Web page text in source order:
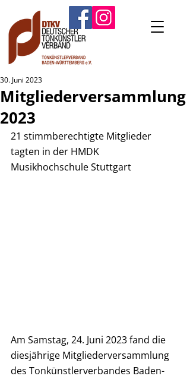
Mitgliederversammlung
2023
30. Juni 2023
21 stimmberechtigte Mitglieder
tagten in der HMDK
Musikhochschule Stuttgart
Am Samstag, 24. Juni 2023 fand die
diesjährige Mitgliederversammlung
des Tonkünstlerverbandes Baden-